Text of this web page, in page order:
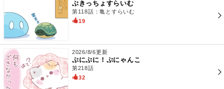
ぶきっちょすらいむ
第118話：亀とすらいむ
19
2026/8/6更新
ぷにぷに！ぷにゃんこ
第218話
32